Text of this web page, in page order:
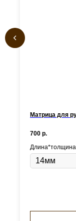
Матрица для
700 р.
Длина*толщина